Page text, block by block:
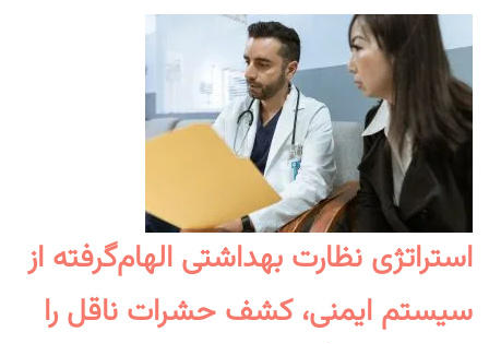
استراتژی نظارت بهداشتی الهام‌گرفته از
سیستم ایمنی، کشف حشرات ناقل را